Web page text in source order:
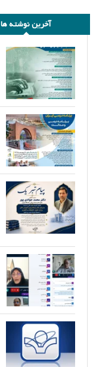
آخرین نوشته ها